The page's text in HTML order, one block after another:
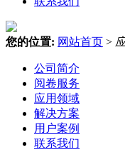
您的位置: 网站首页 >
公司简介
阅卷服务
应用领域
解决方案
用户案例
联系我们